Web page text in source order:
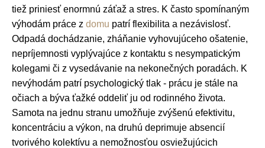
tiež priniesť enormnú záťaž a stres. K často spomínaným
výhodám práce z domu patrí flexibilita a nezávislosť.
Odpadá dochádzanie, zháňanie vyhovujúceho ošatenie,
nepríjemnosti vyplývajúce z kontaktu s nesympatickým
kolegami či z vysedávanie na nekonečných poradách. K
nevýhodám patrí psychologický tlak - prácu je stále na
očiach a býva ťažké oddeliť ju od rodinného života.
Samota na jednu stranu umožňuje zvýšenú efektivitu,
koncentráciu a výkon, na druhú deprimuje absencií
tvorivého kolektívu a nemožnosťou osviežujúcich